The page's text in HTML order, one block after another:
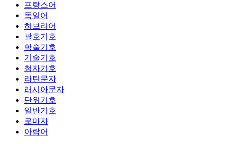
프랑스어
독일어
히브리어
괄호기호
학술기호
기술기호
첨자기호
라틴문자
러시아문자
단위기호
일반기호
로마자
아랍어